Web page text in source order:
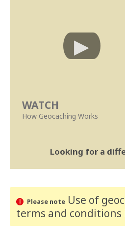
WATCH
How Geocaching Works
Looking for a
Please noteUse of
terms and conditions